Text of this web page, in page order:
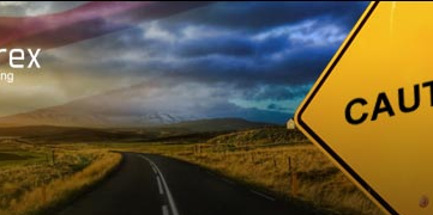
فوری تجارتی پلیٹ فارم
آموز کے لیے
سرمایہ کاروں کے
لیے
شراکت داروں کے
لئے